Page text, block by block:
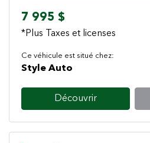
7 995 $
*Plus Taxes et licenses
Ce véhicule est situé chez:
Style Auto
Découvrir